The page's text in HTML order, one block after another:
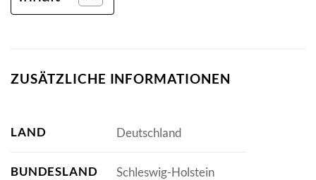
ZUSÄTZLICHE INFORMATIONEN
LAND Deutschland
BUNDESLAND Schleswig-Holstein